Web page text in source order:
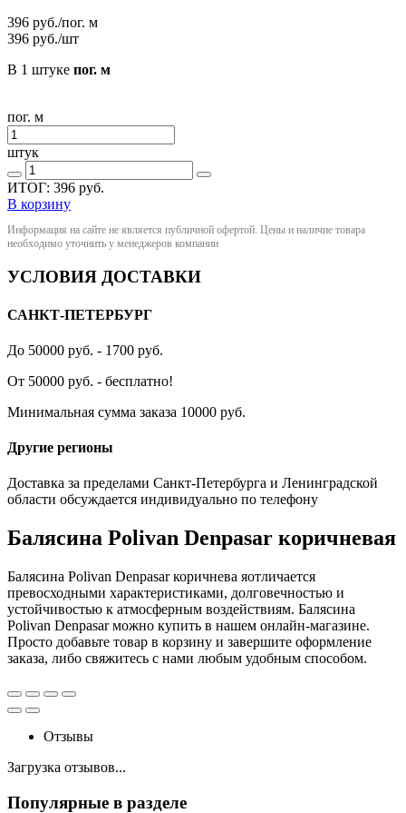
396 руб./пог. м
396 руб./шт
В 1 штуке пог. м
пог. м
штук
ИТОГ: 396 руб.
В корзину
Информация на сайте не является публичной офертой. Цены и наличие товара
необходимо уточнить у менеджеров компании
УСЛОВИЯ ДОСТАВКИ
САНКТ-ПЕТЕРБУРГ
До 50000 руб. - 1700 руб.
От 50000 руб. - бесплатно!
Минимальная сумма заказа 10000 руб.
Другие регионы
Доставка за пределами Санкт-Петербурга и Ленинградской
области обсуждается индивидуально по телефону
Балясина Polivan Denpasar коричневая
Балясина Polivan Denpasar коричнева яотличается
превосходными характеристиками, долговечностью и
устойчивостью к атмосферным воздействиям. Балясина
Polivan Denpasar можно купить в нашем онлайн-магазине.
Просто добавьте товар в корзину и завершите оформление
заказа, либо свяжитесь с нами любым удобным способом.
Отзывы
Загрузка отзывов...
Популярные в разделе